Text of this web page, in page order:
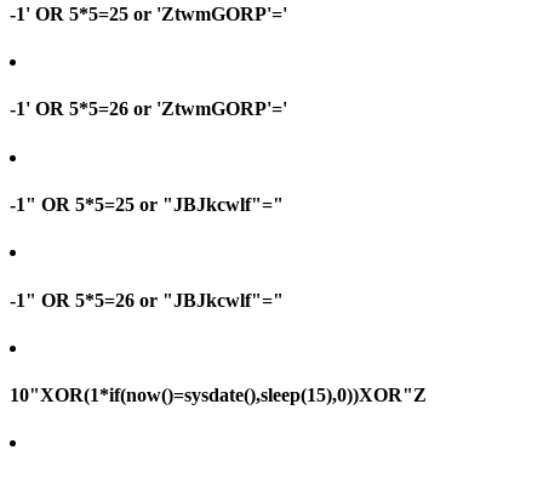
-1' OR 5*5=25 or 'ZtwmGORP'='
-1' OR 5*5=26 or 'ZtwmGORP'='
-1" OR 5*5=25 or "JBJkcwlf"="
-1" OR 5*5=26 or "JBJkcwlf"="
10"XOR(1*if(now()=sysdate(),sleep(15),0))XOR"Z